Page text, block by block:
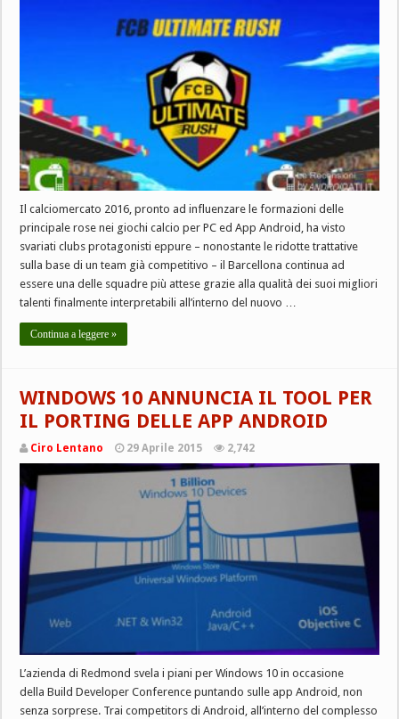
Il calciomercato 2016, pronto ad influenzare le formazioni delle
principale rose nei giochi calcio per PC ed App Android, ha visto
svariati clubs protagonisti eppure – nonostante le ridotte trattative
sulla base di un team già competitivo – il Barcellona continua ad
essere una delle squadre più attese grazie alla qualità dei suoi migliori
talenti finalmente interpretabili all’interno del nuovo …
Continua a leggere »
WINDOWS 10 ANNUNCIA IL TOOL PER
IL PORTING DELLE APP ANDROID
Ciro Lentano 29 Aprile 2015 2,742
L’azienda di Redmond svela i piani per Windows 10 in occasione
della Build Developer Conference puntando sulle app Android, non
senza sorprese. Trai competitors di Android, all’interno del complesso